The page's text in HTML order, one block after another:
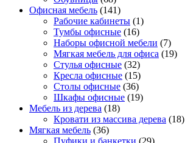
Офисная мебель (141)
Рабочие кабинеты (1)
Тумбы офисные (16)
Наборы офисной мебели (7)
Мягкая мебель для офиса (19)
Стулья офисные (32)
Кресла офисные (15)
Столы офисные (36)
Шкафы офисные (19)
Мебель из дерева (18)
Кровати из массива дерева (18)
Мягкая мебель (36)